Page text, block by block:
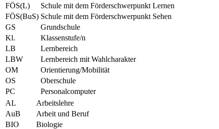
FÖS(L)
Schule mit dem Förderschwerpunkt Lernen
FÖS(BuS) Schule mit dem Förderschwerpunkt Sehen
GS
Grundschule
Kl.
Klassenstufe/n
LB
Lernbereich
LBW
Lernbereich mit Wahlcharakter
OM
Orientierung/Mobilität
OS
Oberschule
PC
Personalcomputer
AL
Arbeitslehre
AuB
Arbeit und Beruf
BIO
Biologie